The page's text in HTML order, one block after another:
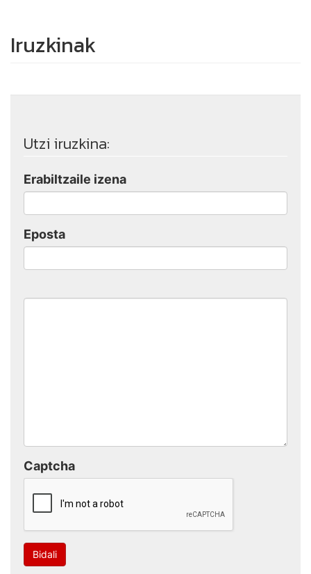
Iruzkinak
Utzi iruzkina:
Erabiltzaile izena
Eposta
Captcha
Bidali